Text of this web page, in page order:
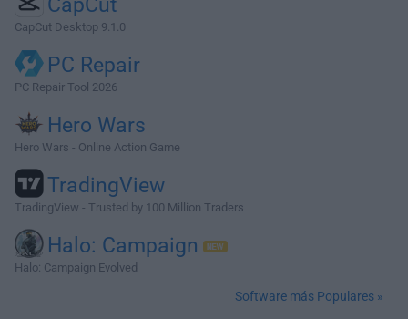
CapCut
CapCut Desktop 9.1.0
PC Repair
PC Repair Tool 2026
Hero Wars
Hero Wars - Online Action Game
TradingView
TradingView - Trusted by 100 Million Traders
Halo: Campaign
Halo: Campaign Evolved
Software más Populares »